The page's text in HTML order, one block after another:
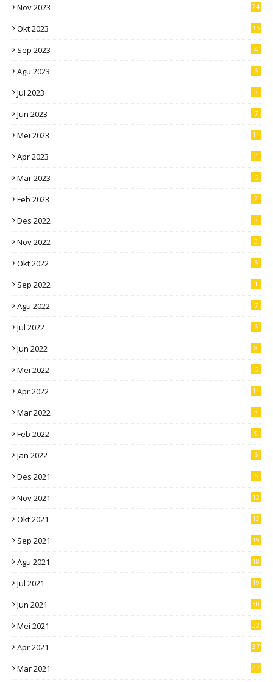
Nov 2023 24
Okt 2023 15
Sep 2023 4
Agu 2023 6
Jul 2023 2
Jun 2023 7
Mei 2023 11
Apr 2023 4
Mar 2023 6
Feb 2023 2
Des 2022 2
Nov 2022 3
Okt 2022 5
Sep 2022 1
Agu 2022 7
Jul 2022 6
Jun 2022 8
Mei 2022 6
Apr 2022 11
Mar 2022 3
Feb 2022 9
Jan 2022 6
Des 2021 6
Nov 2021 12
Okt 2021 13
Sep 2021 19
Agu 2021 18
Jul 2021 19
Jun 2021 30
Mei 2021 32
Apr 2021 37
Mar 2021 47